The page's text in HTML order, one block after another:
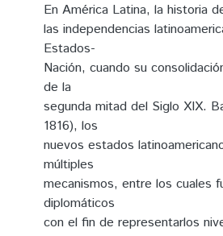
En América Latina, la historia
las independencias
Estados-
Nación, cuando su
de la
segunda mitad del Siglo XIX.
1816), los
nuevos estados
múltiples
mecanismos, entre los cuales
diplomáticos
con el fin de representarlos